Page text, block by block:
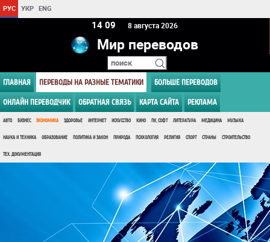
РУС УКР ENG
14:09 8 августа 2026
Мир переводов
ГЛАВНАЯ ПЕРЕВОДЫ НА РАЗНЫЕ ТЕМАТИКИ БОЛЬШЕ ПЕРЕВОДОВ
ОНЛАЙН ПЕРЕВОДЧИК ОБРАТНАЯ СВЯЗЬ КАРТА САЙТА РЕКЛАМА
АВТО БИЗНЕС ЭКОНОМИКА ЗДОРОВЬЕ ИНТЕРНЕТ ИСКУССТВО КИНО ПК, СОФТ ЛИТЕРАТУРА МЕДИЦИНА МУЗЫКА
НАУКА И ТЕХНИКА ОБРАЗОВАНИЕ ПОЛИТИКА И ЗАКОН ПРИРОДА ПСИХОЛОГИЯ РЕЛИГИЯ СПОРТ СТРАНЫ СТРОИТЕЛЬСТВО
ТЕХ. ДОКУМЕНТАЦИЯ